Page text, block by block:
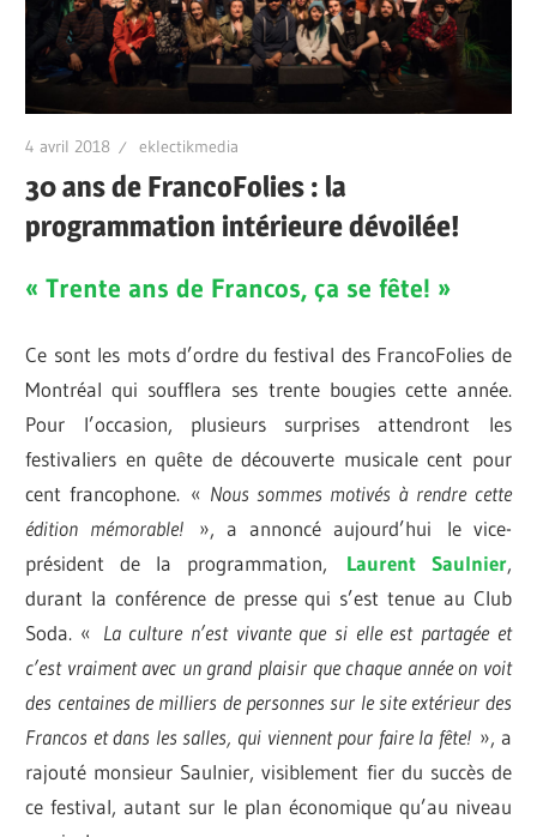
4 avril 2018 eklectikmedia
30 ans de FrancoFolies : la
programmation intérieure dévoilée!
« Trente ans de Francos, ça se fête! »
Ce sont les mots d’ordre du festival des FrancoFolies de
Montréal qui soufflera ses trente bougies cette année.
Pour l’occasion, plusieurs surprises attendront les
festivaliers en quête de découverte musicale cent pour
cent francophone. « Nous sommes motivés à rendre cette
édition mémorable! », a annoncé aujourd’hui le vice-
président de la programmation, Laurent Saulnier,
durant la conférence de presse qui s’est tenue au Club
Soda. « La culture n’est vivante que si elle est partagée et
c’est vraiment avec un grand plaisir que chaque année on voit
des centaines de milliers de personnes sur le site extérieur des
Francos et dans les salles, qui viennent pour faire la fête! », a
rajouté monsieur Saulnier, visiblement fier du succès de
ce festival, autant sur le plan économique qu’au niveau